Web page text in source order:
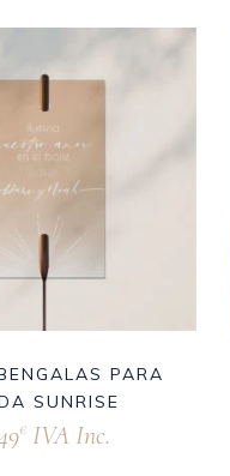
PARA
SUNRISE
€ IVA Inc.